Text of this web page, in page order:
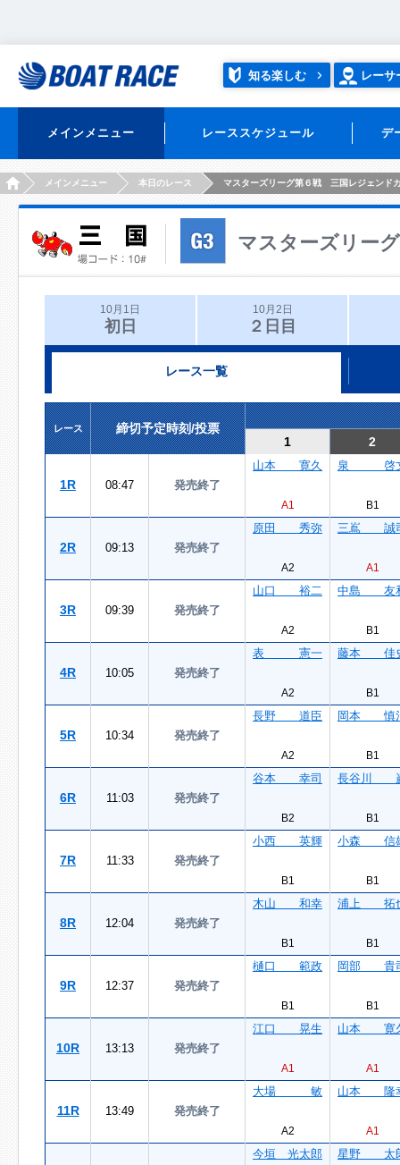
知る楽しむ レーサ
メインメニュー レーススケジュール デ
HOMEメインメニュー 本日のレース マスターズリーグ第６戦 三国レジェンド
マスターズリー
10月1日
初日
10月2日
２日目
レース一覧
レース
締切予定時刻/投票
1
2
1R 08:47 発売終了
山本 寛久
A1
泉 啓
B1
2R 09:13 発売終了
原田 秀弥
A2
三嶌 誠
A1
3R 09:39 発売終了
山口 裕二
A2
中島 友
B1
4R 10:05 発売終了
表 憲一
A2
藤本 佳
B1
5R 10:34 発売終了
長野 道臣
A2
岡本 慎
B1
6R 11:03 発売終了
谷本 幸司
B2
長谷川
B1
7R 11:33 発売終了
小西 英輝
B1
小森 信
B1
8R 12:04 発売終了
木山 和幸
B1
浦上 拓
B1
9R 12:37 発売終了
樋口 範政
B1
岡部 貴
B1
10R 13:13 発売終了
江口 晃生
A1
山本 寛
A1
11R 13:49 発売終了
大場 敏
A2
山本 隆
A1
今垣 光太郎 星野 太